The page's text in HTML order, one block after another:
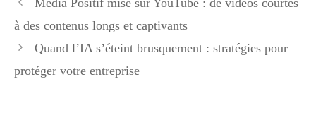
Média Positif mise sur YouTube : de vidéos courtes
à des contenus longs et captivants
Quand l’IA s’éteint brusquement : stratégies pour
protéger votre entreprise